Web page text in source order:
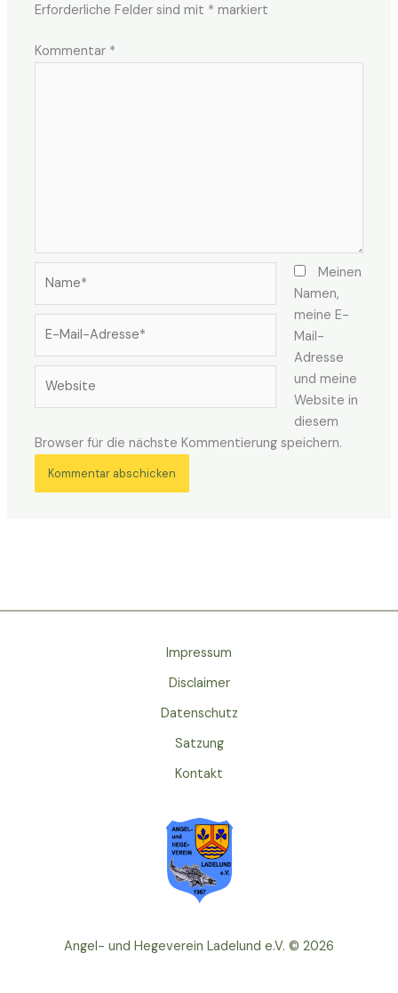
Erforderliche Felder sind mit * markiert
Kommentar *
Adresse*
Meinen
Namen,
meine E-
Mail-
Adresse
und meine
Website in
diesem
Browser für die nächste Kommentierung speichern.
Impressum
Disclaimer
Datenschutz
Satzung
Kontakt
Angel- und Hegeverein Ladelund e.V. © 2026